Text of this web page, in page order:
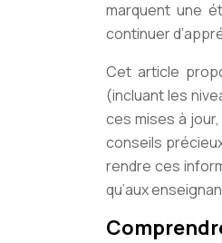
marquent une
continuer
Cet article
(incluant les
ces mises à
conseils
rendre ces
qu’aux